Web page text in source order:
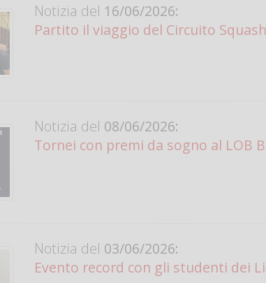
Notizia del 16/06/2026:
Partito il viaggio del Circuito
Notizia del 08/06/2026:
Tornei con premi da sogno al LOB
Notizia del 03/06/2026:
Evento record con gli studenti dei